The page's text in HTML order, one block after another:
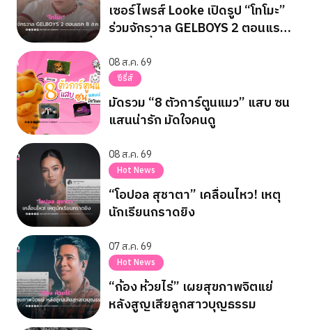
เซอร์ไพรส์ Looke เปิดรูป “โทโมะ”
ร่วมจักรวาล GELBOYS 2 ตอนแรก
08 ส.ค. 69
ซีรี่ส์
มัดรวม “8 ตัวการ์ตูนแมว” แสบ ซน
แสนน่ารัก มัดใจคนดู
08 ส.ค. 69
Hot News
“โอปอล สุชาตา” เคลื่อนไหว! เหตุ
นักเรียนกราดยิง
07 ส.ค. 69
Hot News
“ก้อง ห้วยไร่” เผยสุขภาพจิตแย่
หลังสูญเสียลูกสาวบุญธรรม